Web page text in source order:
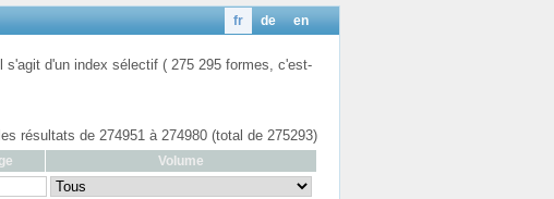
en
de
fr
d'un index sélectif ( 275 295 formes, c'est-
résultats de 274951 à 274980 (total de 275293)
Volume